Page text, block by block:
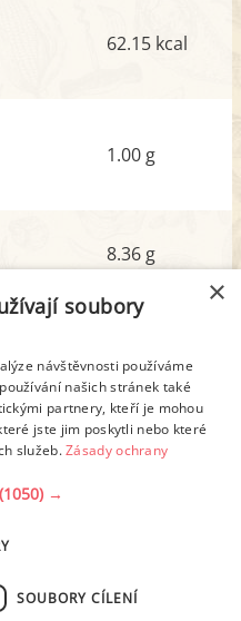
62.15 kcal
1.00 g
8.36 g
2.62 g
1.47 g
OSOBNÍCH ÚDAJŮ
×
soubory
návštěvnosti používáme
našich stránek také
partnery, kteří je mohou
jste jim poskytli nebo které
služeb.Zásady ochrany
(1050) →
SOUBORY CÍLENÍ